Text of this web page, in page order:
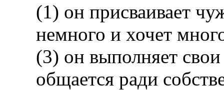
(1) он присваивает
немного и хочет
(3) он выполняет
общается ради